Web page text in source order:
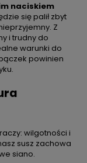
naciskiem
się palił zbyt
Z
i trudny do
warunki do
powinien
wilgotności i
susz zachowa
siano.